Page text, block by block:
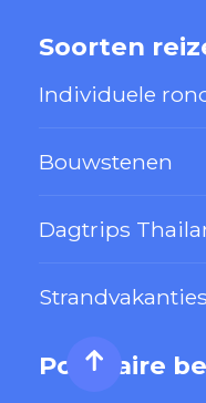
Soorten
Individuele
Bouwstenen
Dagtrips
Populaire